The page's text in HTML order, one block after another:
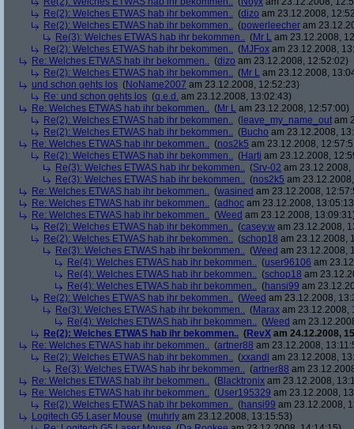
Re(2): Welches ETWAS hab ihr bekommen.. (dizo am 23.12.2008,
Re(2): Welches ETWAS hab ihr bekommen.. (powerleecher am
Re(3): Welches ETWAS hab ihr bekommen.. (Mr L am 23.12.2008,
Re(2): Welches ETWAS hab ihr bekommen.. (MJFox am 23.12.2008,
Re: Welches ETWAS hab ihr bekommen.. (dizo am 23.12.2008, 12:52:02)
Re(2): Welches ETWAS hab ihr bekommen.. (Mr L am 23.12.2008,
und schon gehts los (NoName2007 am 23.12.2008, 12:52:23)
Re: und schon gehts los (q.e.d. am 23.12.2008, 13:02:43)
Re: Welches ETWAS hab ihr bekommen.. (Mr L am 23.12.2008, 12:57:00)
Re(2): Welches ETWAS hab ihr bekommen.. ( leave_my_name_out am
Re(2): Welches ETWAS hab ihr bekommen.. (Bucho am 23.12.2008,
Re: Welches ETWAS hab ihr bekommen.. (nos2k5 am 23.12.2008,
Re(2): Welches ETWAS hab ihr bekommen.. (Harti am 23.12.2008,
Re(3): Welches ETWAS hab ihr bekommen.. (Srv-02 am 23.12.2008,
Re(3): Welches ETWAS hab ihr bekommen.. (nos2k5 am
Re: Welches ETWAS hab ihr bekommen.. (wasined am 23.12.2008,
Re: Welches ETWAS hab ihr bekommen.. (adhoc am 23.12.2008,
Re: Welches ETWAS hab ihr bekommen.. (Weed am 23.12.2008,
Re(2): Welches ETWAS hab ihr bekommen.. (casey.w am 23.12.2008,
Re(2): Welches ETWAS hab ihr bekommen.. (schop18 am 23.12.2008,
Re(3): Welches ETWAS hab ihr bekommen.. (Weed am 23.12.2008,
Re(4): Welches ETWAS hab ihr bekommen.. (user96106 am
Re(4): Welches ETWAS hab ihr bekommen.. (schop18 am
Re(4): Welches ETWAS hab ihr bekommen.. (hansi99 am
Re(2): Welches ETWAS hab ihr bekommen.. (Weed am 23.12.2008,
Re(3): Welches ETWAS hab ihr bekommen.. (Marax am 23.12.2008,
Re(4): Welches ETWAS hab ihr bekommen.. (Weed am
Re(2): Welches ETWAS hab ihr bekommen.. (RevX am 24.12.2008,
Re: Welches ETWAS hab ihr bekommen.. (artner88 am 23.12.2008,
Re(2): Welches ETWAS hab ihr bekommen.. (xxandl am 23.12.2008,
Re(3): Welches ETWAS hab ihr bekommen.. (artner88 am
Re: Welches ETWAS hab ihr bekommen.. (Blacktronix am 23.12.2008,
Re: Welches ETWAS hab ihr bekommen.. (User195329 am 23.12.2008,
Re(2): Welches ETWAS hab ihr bekommen.. (hansi99 am 23.12.2008,
Logitech G5 Laser Mouse (muhrly am 23.12.2008, 13:15:53)